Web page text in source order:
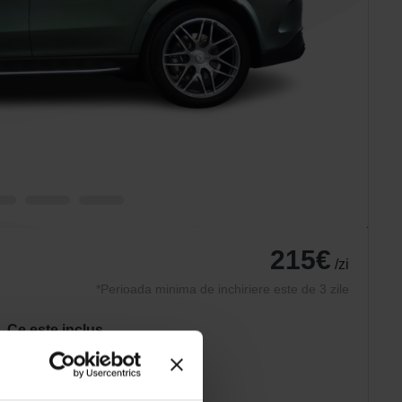
215€ /zi
*Perioada minima de inchiriere este de 3 zile
Ce este inclus
Asigurare AUTO
Asistenta rutiera